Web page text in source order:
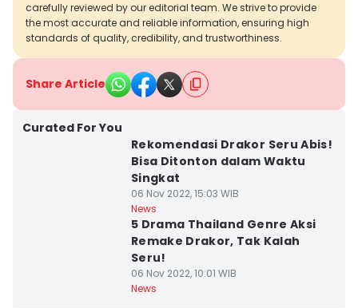
carefully reviewed by our editorial team. We strive to provide
the most accurate and reliable information, ensuring high
standards of quality, credibility, and trustworthiness.
Share Article
Curated For You
Rekomendasi Drakor Seru Abis!
Bisa Ditonton dalam Waktu
Singkat
06 Nov 2022, 15:03 WIB
News
5 Drama Thailand Genre Aksi
Remake Drakor, Tak Kalah
Seru!
06 Nov 2022, 10:01 WIB
News